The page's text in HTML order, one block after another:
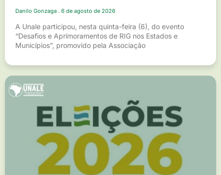
Danilo Gonzaga 6 de agosto de 2026
A Unale participou, nesta quinta-feira (6), do evento
“Desafios e Aprimoramentos de RIG nos Estados e
Municípios”, promovido pela Associação